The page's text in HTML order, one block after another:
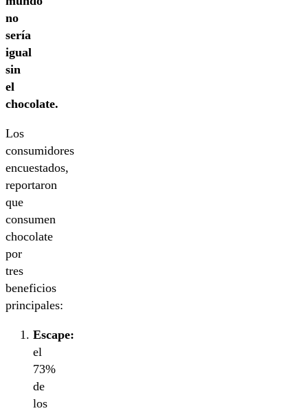
no
sería
igual
sin
el
chocolate.
Los
consumidores
encuestados,
reportaron
que
consumen
chocolate
por
tres
beneficios
principales:
Escape:
el
73%
de
los